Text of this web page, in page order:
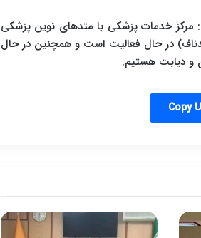
خدمات پزشکی با متدهای نوین پزشکی
در حال فعالیت است و همچنین در حال
و دیابت هستیم.
Copy